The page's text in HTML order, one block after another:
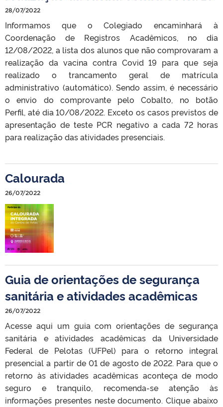
28/07/2022
Informamos que o Colegiado encaminhará à
Coordenação de Registros Acadêmicos, no dia
12/08/2022, a lista dos alunos que não comprovaram a
realização da vacina contra Covid 19 para que seja
realizado o trancamento geral de matrícula
administrativo (automático). Sendo assim, é necessário
o envio do comprovante pelo Cobalto, no botão
Perfil, até dia 10/08/2022. Exceto os casos previstos de
apresentação de teste PCR negativo a cada 72 horas
para realização das atividades presenciais.
Calourada
26/07/2022
Guia de orientações de segurança
sanitária e atividades acadêmicas
26/07/2022
Acesse aqui um guia com orientações de segurança
sanitária e atividades acadêmicas da Universidade
Federal de Pelotas (UFPel) para o retorno integral
presencial a partir de 01 de agosto de 2022. Para que o
retorno às atividades acadêmicas aconteça de modo
seguro e tranquilo, recomenda-se atenção às
informações presentes neste documento. Clique abaixo